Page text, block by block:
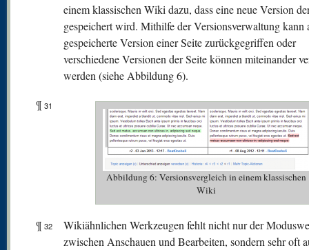
einem klassischen Wiki dazu, dass eine neue Version
gespeichert wird. Mithilfe der Versionsverwaltung kann
gespeicherte Version einer Seite zurückgegriffen oder
verschiedene Versionen der Seite können miteinander
werden (siehe Abbildung 6).
¶ 31
Abbildung 6: Versionsvergleich in einem klassischen
Wiki
¶ 32
Wikiähnlichen Werkzeugen fehlt nicht nur der
zwischen Anschauen und Bearbeiten, sondern sehr oft